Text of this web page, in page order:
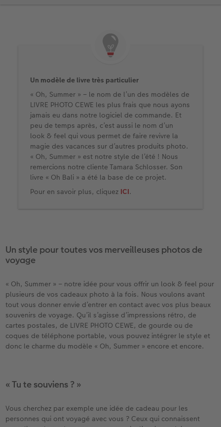
Un modèle de livre très particulier
« Oh, Summer » – le nom de l’un des modèles de
LIVRE PHOTO CEWE les plus frais que nous ayons
jamais eu dans notre logiciel de commande. Et
peu de temps après, c’est aussi le nom d’un
look & feel qui vous permet de faire revivre la
magie des vacances sur d’autres produits photo.
« Oh, Summer » est notre style de l’été ! Nous
remercions notre cliente Tamara Schlosser. Son
livre « Oh Bali » a été la base de ce projet.
Pour en savoir plus, cliquez ICI.
Un style pour toutes vos merveilleuses photos de
voyage
« Oh, Summer » – notre idée pour vous offrir un look & feel pour
plusieurs de vos cadeaux photo à la fois. Nous voulons avant
tout vous donner envie d’entrer en contact avec vos plus beaux
souvenirs de voyage. Qu’il s’agisse d’impressions rétro, de
cartes postales, de LIVRE PHOTO CEWE, de gourde ou de
coques de téléphone portable, vous pouvez intégrer le style et
donc le charme du modèle « Oh, Summer » encore et encore.
« Tu te souviens ? »
Vous cherchez par exemple une idée de cadeau pour les
personnes qui ont voyagé avec vous ? Ceux qui connaissent